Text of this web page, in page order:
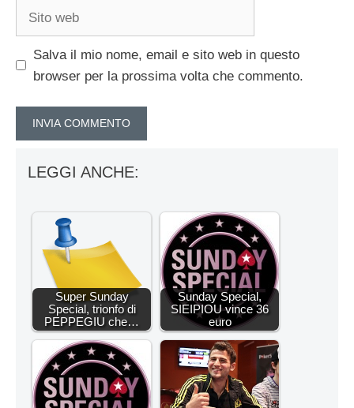
Salva il mio nome, email e sito web in questo
browser per la prossima volta che commento.
LEGGI ANCHE:
Super Sunday
Special, trionfo di
PEPPEGIU che…
Sunday Special,
SIEIPIOU vince 36
euro